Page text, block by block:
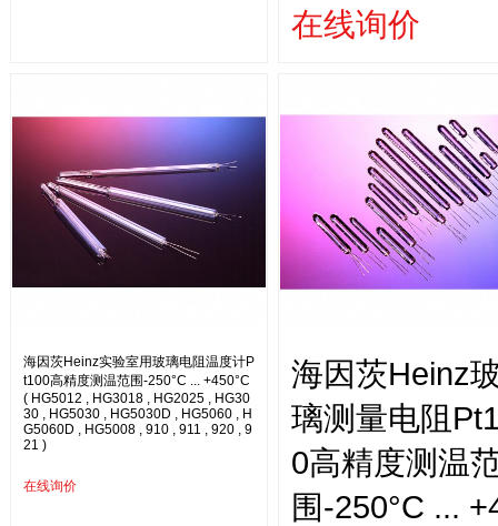
在线询价
海因茨Heinz实验室用玻璃电阻温度计P
t100高精度测温范围-250°C ... +450°C
( HG5012 , HG3018 , HG2025 , HG30
30 , HG5030 , HG5030D , HG5060 , H
G5060D , HG5008 , 910 , 911 , 920 , 9
21 )
在线询价
海因茨Heinz
璃测量电阻
0高精度测温
围-250°C ...